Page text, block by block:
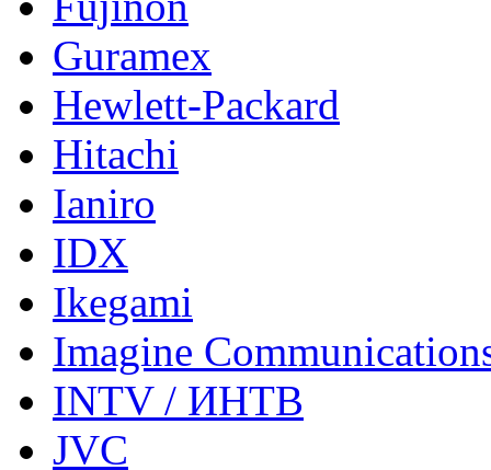
Guramex
Hewlett-Packard
Hitachi
Ianiro
IDX
Ikegami
Imagine
INTV / ИНТВ
JVC